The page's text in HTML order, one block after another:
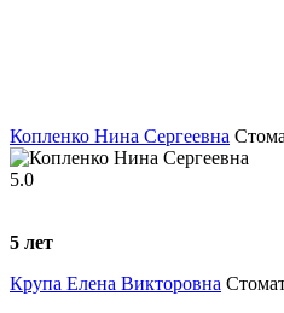
Копленко Нина Сергеевна
5.0
5 лет
Крупа Елена Викторовна